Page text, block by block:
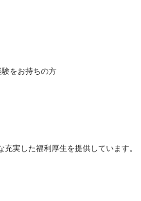
をお持ちの方
実した福利厚生を提供しています。